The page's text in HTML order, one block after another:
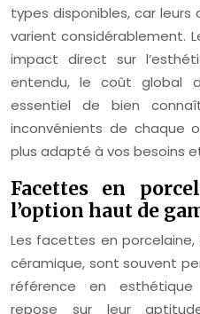
types disponibles, car
varient considérablement.
impact direct sur
entendu, le coût global
essentiel de bien
inconvénients de chaque
plus adapté à vos besoins
Facettes en
l’option haut de
Les facettes en
céramique, sont souvent
référence en esthétique
repose sur leur